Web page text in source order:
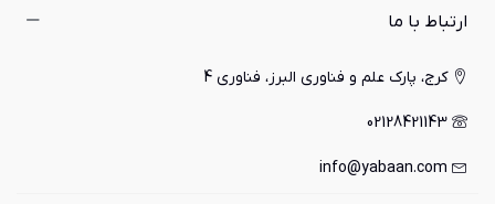
ارتباط با ما
کرج، پارک علم و فناوری البرز، فناوری 4
02128421143
info@yabaan.com